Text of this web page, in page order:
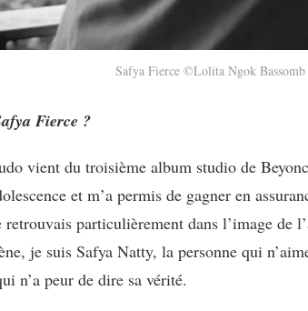
Safya Fierce ©Lolita Ngok Bassomb
Fierce ?
vient du troisième album studio de
et m’a permis de gagner en
particulièrement dans l’image de
je suis Safya Natty, la personne qui
n’a peur de dire sa vérité.